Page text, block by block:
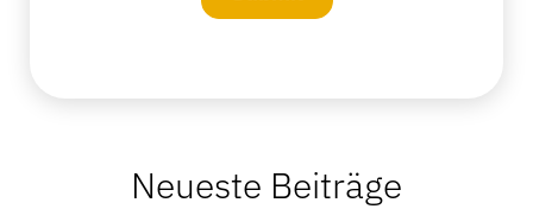
Neueste Beiträge